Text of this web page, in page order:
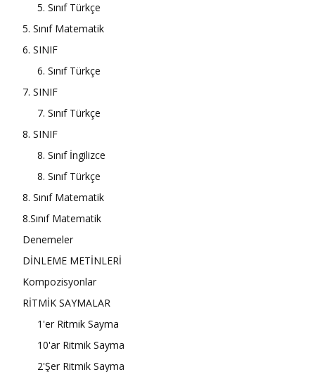
5. Sınıf Türkçe
5. Sınıf Matematik
6. SINIF
6. Sınıf Türkçe
7. SINIF
7. Sınıf Türkçe
8. SINIF
8. Sınıf İngilizce
8. Sınıf Türkçe
8. Sınıf Matematik
8.Sınıf Matematik
Denemeler
DİNLEME METİNLERİ
Kompozisyonlar
RİTMİK SAYMALAR
1'er Ritmik Sayma
10'ar Ritmik Sayma
2'Şer Ritmik Sayma